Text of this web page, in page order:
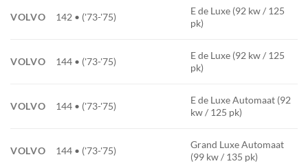
VOLVO 142 • ('73-'75)
E de Luxe (92 kw / 125
pk)
VOLVO 144 • ('73-'75)
E de Luxe (92 kw / 125
pk)
VOLVO 144 • ('73-'75)
E de Luxe Automaat (92
kw / 125 pk)
VOLVO 144 • ('73-'75)
Grand Luxe Automaat
(99 kw / 135 pk)